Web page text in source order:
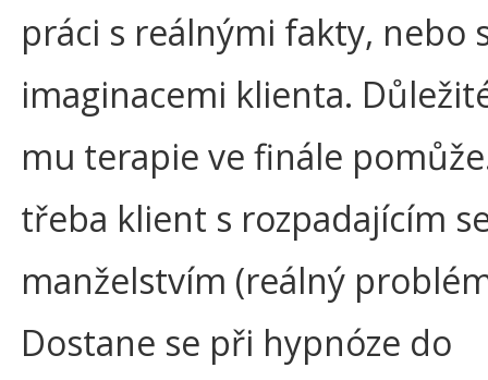
práci s reálnými fakty, nebo
imaginacemi klienta.
mu terapie ve finále
třeba klient s rozpadajícím
manželstvím (reálný
Dostane se při hypnóze do